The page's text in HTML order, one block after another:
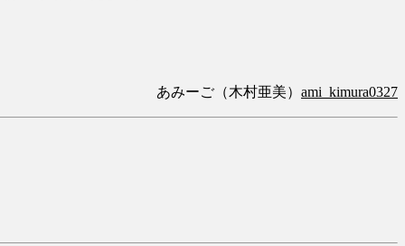
あみーご（木村亜美） ami_kimura0327